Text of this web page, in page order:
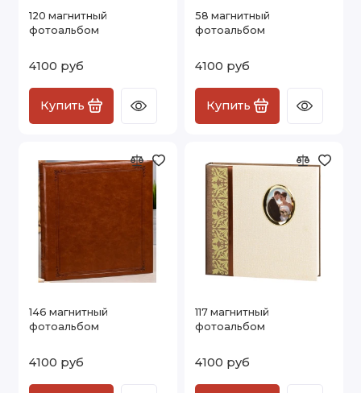
120 магнитный
фотоальбом
4100 руб
Купить
58 магнитный
фотоальбом
4100 руб
Купить
146 магнитный
фотоальбом
4100 руб
117 магнитный
фотоальбом
4100 руб